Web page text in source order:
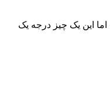
این یک چیز درجه یک